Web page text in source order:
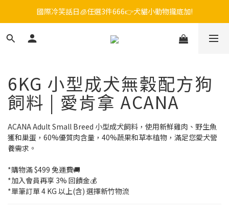
毛孩FUN暑假，飼料最低45折起😻只到9/21
😎吉老闆 即期飼料出清中💥只要599起
毛孩FUN暑假，飼料最低45折起😻只到9/21
6KG 小型成犬無穀配方狗
飼料 | 愛肯拿 ACANA
ACANA Adult Small Breed 小型成犬飼料，使用新鮮雞肉、野生魚
獲和巢蛋，60%優質肉含量，40%蔬果和草本植物，滿足您愛犬營
養需求。
*購物滿 $499 免運費🚚
*加入會員再享 3% 回饋金💰
*單筆訂單 4 KG 以上(含) 選擇新竹物流